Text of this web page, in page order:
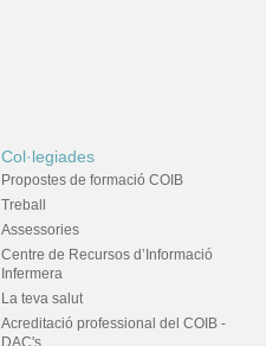
Col·legiades
Propostes de formació COIB
Treball
Assessories
Centre de Recursos d’Informació
Infermera
La teva salut
Acreditació professional del COIB -
DAC's